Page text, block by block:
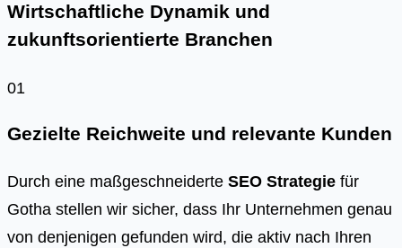
Wirtschaftliche Dynamik und
zukunftsorientierte Branchen
01
Gezielte Reichweite und relevante Kunden
Durch eine maßgeschneiderte SEO Strategie für
Gotha stellen wir sicher, dass Ihr Unternehmen genau
von denjenigen gefunden wird, die aktiv nach Ihren